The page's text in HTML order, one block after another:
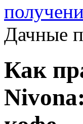
Дачные
Как